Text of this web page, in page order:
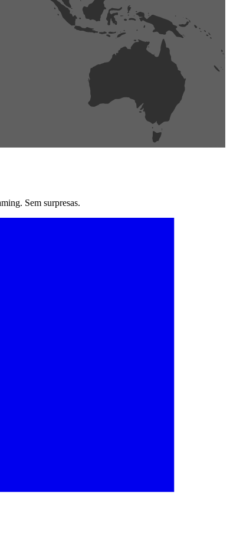
Sem surpresas.